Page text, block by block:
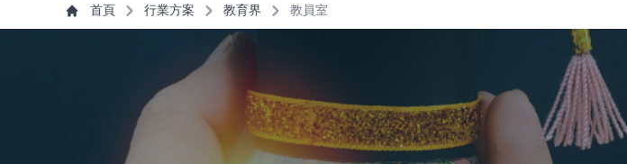
首頁 行業方案 教育界 教員室